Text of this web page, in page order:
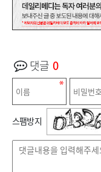
댓글 0
스팸방지